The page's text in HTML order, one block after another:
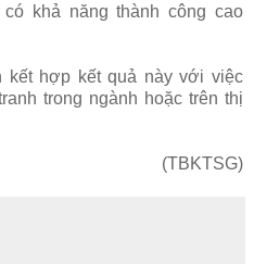
khả năng thành công cao
kết hợp kết quả này với việc
trong ngành hoặc trên thị
(TBKTSG)